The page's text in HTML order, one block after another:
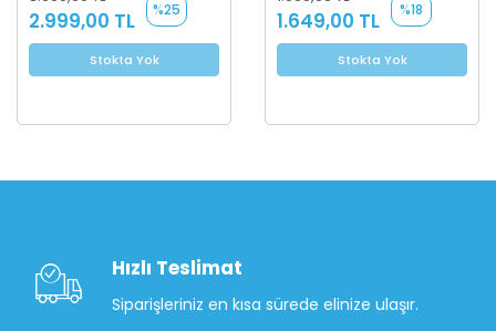
2.999,00 TL %25
Stokta Yok
1.649,00 TL %18
Stokta Yok
Hızlı Teslimat
Siparişleriniz en kısa sürede elinize ulaşır.